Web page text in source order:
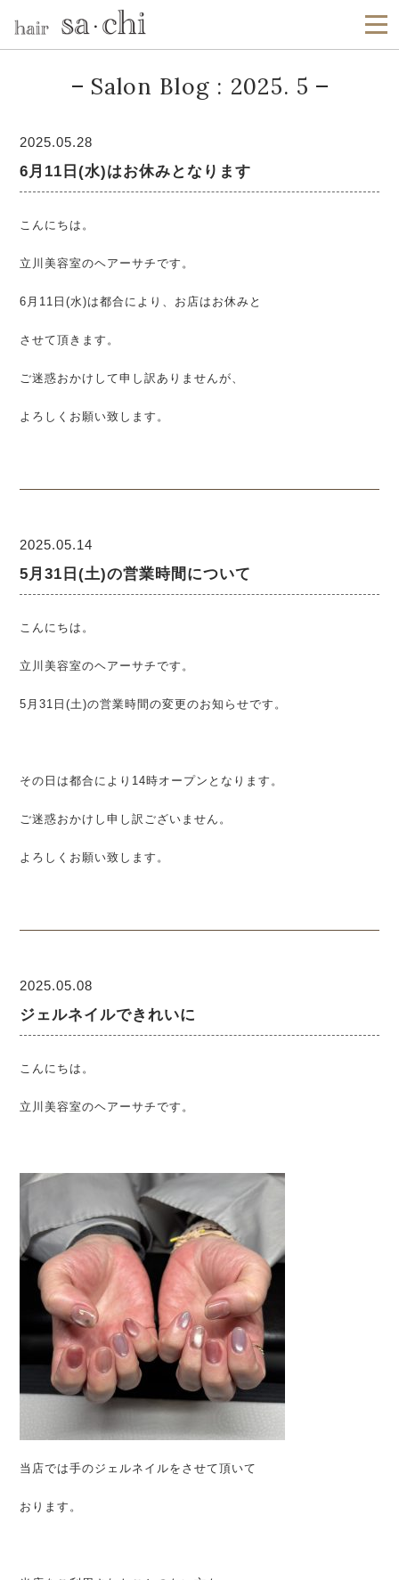
Salon Blog : 2025. 5
2025.05.28
6月11日(水)はお休みとなります
こんにちは。
立川美容室のヘアーサチです。
6月11日(水)は都合により、お店はお休みと
させて頂きます。
ご迷惑おかけして申し訳ありませんが、
よろしくお願い致します。
2025.05.14
5月31日(土)の営業時間について
こんにちは。
立川美容室のヘアーサチです。
5月31日(土)の営業時間の変更のお知らせです。
その日は都合により14時オープンとなります。
ご迷惑おかけし申し訳ございません。
よろしくお願い致します。
2025.05.08
ジェルネイルできれいに
こんにちは。
立川美容室のヘアーサチです。
当店では手のジェルネイルをさせて頂いて
おります。